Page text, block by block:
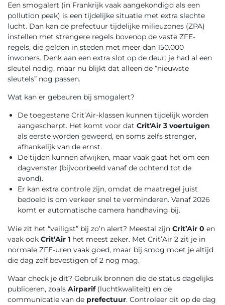
Een smogalert (in Frankrijk vaak aangekondigd als een
pollution peak) is een tijdelijke situatie met extra slechte
lucht. Dan kan de prefectuur tijdelijke milieuzones (ZPA)
instellen met strengere regels bovenop de vaste ZFE-
regels, die gelden in steden met meer dan 150.000
inwoners. Denk aan een extra slot op de deur: je had al een
sleutel nodig, maar nu blijkt dat alleen de “nieuwste
sleutels” nog passen.
Wat kan er gebeuren bij smogalert?
De toegestane Crit’Air-klassen kunnen tijdelijk worden
aangescherpt. Het komt voor dat Crit'Air 3 voertuigen
als eerste worden geweerd, en soms zelfs strenger,
afhankelijk van de ernst.
De tijden kunnen afwijken, maar vaak gaat het om een
dagvenster (bijvoorbeeld vanaf de ochtend tot de
avond).
Er kan extra controle zijn, omdat de maatregel juist
bedoeld is om verkeer snel te verminderen. Vanaf 2026
komt er automatische camera handhaving bij.
Wie zit het “veiligst” bij zo’n alert? Meestal zijn Crit’Air 0 en
vaak ook Crit’Air 1 het meest zeker. Met Crit’Air 2 zit je in
normale ZFE-uren vaak goed, maar bij smog moet je altijd
die dag zelf bevestigen of 2 nog mag.
Waar check je dit? Gebruik bronnen die de status dagelijks
publiceren, zoals Airparif(luchtkwaliteit) en de
communicatie van de prefectuur. Controleer dit op de dag